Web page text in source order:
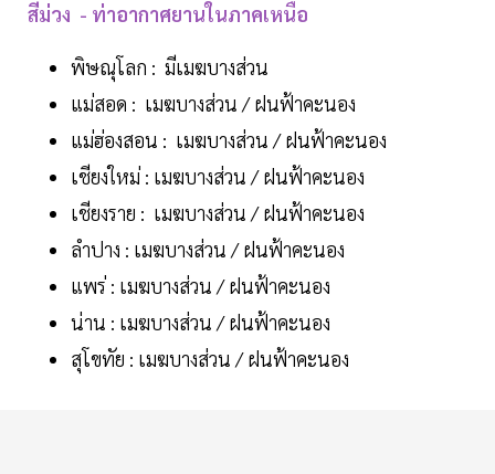
สีม่วง - ท่าอากาศยานในภาคเหนือ
พิษณุโลก : มีเมฆบางส่วน
แม่สอด : เมฆบางส่วน / ฝนฟ้าคะนอง
แม่ฮ่องสอน : เมฆบางส่วน / ฝนฟ้าคะนอง
เชียงใหม่ : เมฆบางส่วน / ฝนฟ้าคะนอง
เชียงราย : เมฆบางส่วน / ฝนฟ้าคะนอง
ลำปาง : เมฆบางส่วน / ฝนฟ้าคะนอง
แพร่ : เมฆบางส่วน / ฝนฟ้าคะนอง
น่าน : เมฆบางส่วน / ฝนฟ้าคะนอง
สุโขทัย : เมฆบางส่วน / ฝนฟ้าคะนอง